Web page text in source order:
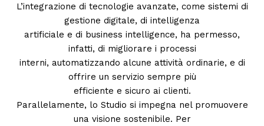
L’integrazione di tecnologie avanzate, come sistemi di
gestione digitale, di intelligenza
artificiale e di business intelligence, ha permesso,
infatti, di migliorare i processi
interni, automatizzando alcune attività ordinarie, e di
offrire un servizio sempre più
efficiente e sicuro ai clienti.
Parallelamente, lo Studio si impegna nel promuovere
una visione sostenibile. Per